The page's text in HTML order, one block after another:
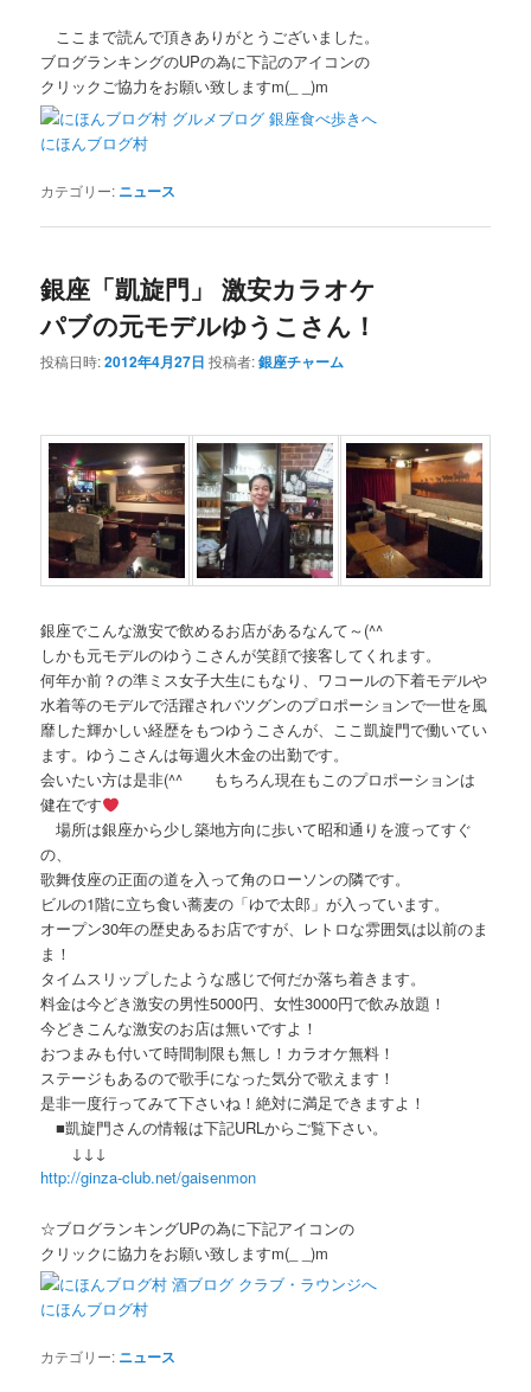
ここまで読んで頂きありがとうございました。
ブログランキングのUPの為に下記のアイコンの
クリックご協力をお願い致しますm(_ _)m
にほんブログ村
カテゴリー: ニュース
銀座「凱旋門」 激安カラオケ
パブの元モデルゆうこさん！
投稿日時:2012年4月27日 投稿者:銀座チャーム
銀座でこんな激安で飲めるお店があるなんて～(^^ゞ
しかも元モデルのゆうこさんが笑顔で接客してくれます。
何年か前？の準ミス女子大生にもなり、ワコールの下着モデルや
水着等のモデルで活躍されバツグンのプロポーションで一世を風
靡した輝かしい経歴をもつゆうこさんが、ここ凱旋門で働いてい
ます。ゆうこさんは毎週火木金の出勤です。
会いたい方は是非(^^ゞ もちろん現在もこのプロポーションは
健在です
場所は銀座から少し築地方向に歩いて昭和通りを渡ってすぐ
の、
歌舞伎座の正面の道を入って角のローソンの隣です。
ビルの1階に立ち食い蕎麦の「ゆで太郎」が入っています。
オープン30年の歴史あるお店ですが、レトロな雰囲気は以前のま
ま！
タイムスリップしたような感じで何だか落ち着きます。
料金は今どき激安の男性5000円、女性3000円で飲み放題！
今どきこんな激安のお店は無いですよ！
おつまみも付いて時間制限も無し！カラオケ無料！
ステージもあるので歌手になった気分で歌えます！
是非一度行ってみて下さいね！絶対に満足できますよ！
■凱旋門さんの情報は下記URLからご覧下さい。
↓↓↓
http://ginza-club.net/gaisenmon
☆ブログランキングUPの為に下記アイコンの
クリックに協力をお願い致しますm(_ _)m
にほんブログ村
カテゴリー: ニュース